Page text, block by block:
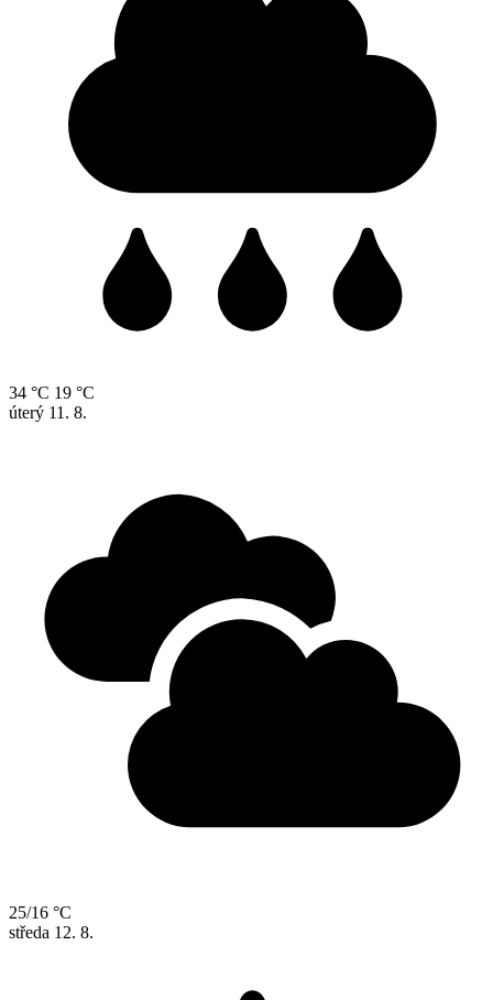
34 °C 19 °C
úterý 11. 8.
25/16 °C
středa 12. 8.